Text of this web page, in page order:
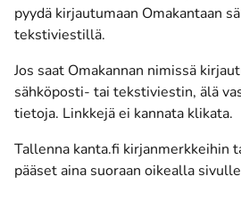
pyydä kirjautumaan Omakantaan
tekstiviestillä.
Jos saat Omakannan nimissä
sähköposti- tai tekstiviestin, älä
tietoja. Linkkejä ei kannata klikata.
Tallenna kanta.fi kirjanmerkkeihin
pääset aina suoraan oikealla